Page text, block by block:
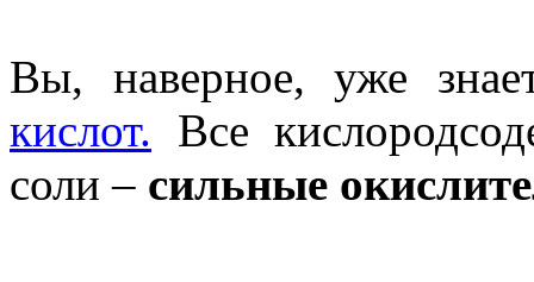
Вы, наверное, уже
кислот. Все
соли – сильные